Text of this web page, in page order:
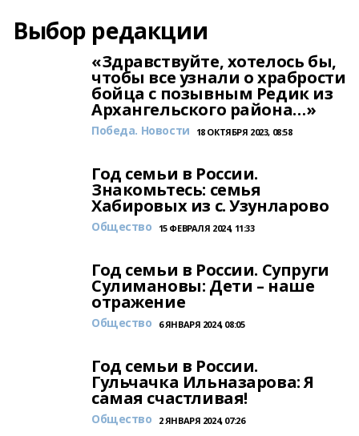
Выбор редакции
«Здравствуйте, хотелось бы,
чтобы все узнали о храбрости
бойца с позывным Редик из
Архангельского района…»
Победа. Новости 18 ОКТЯБРЯ 2023, 08:58
Год семьи в России.
Знакомьтесь: семья
Хабировых из с. Узунларово
Общество 15 ФЕВРАЛЯ 2024, 11:33
Год семьи в России. Супруги
Сулимановы: Дети – наше
отражение
Общество 6 ЯНВАРЯ 2024, 08:05
Год семьи в России.
Гульчачка Ильназарова: Я
самая счастливая!
Общество 2 ЯНВАРЯ 2024, 07:26